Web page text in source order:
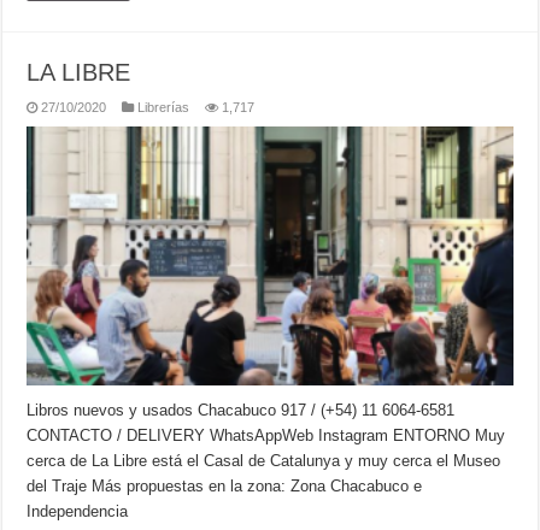
LA LIBRE
27/10/2020 Librerías 1,717
Libros nuevos y usados Chacabuco 917 / (+54) 11 6064-6581
CONTACTO / DELIVERY WhatsAppWeb Instagram ENTORNO Muy
cerca de La Libre está el Casal de Catalunya y muy cerca el Museo
del Traje Más propuestas en la zona: Zona Chacabuco e
Independencia